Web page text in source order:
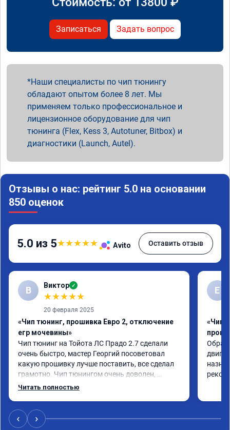
Записаться Задать вопрос
Наши специалисты по чип тюнингу
обладают опытом более 8 лет. Мы
применяем только профессиональное и
лицензионное оборудование для чип
тюнинга (Flex, Kess 3, Autotuner, Bitbox) и
диагностики (Launch, Autel).
Отзывы о нас: рейтинг 5.0 на основании
850 оценок
5.0 из 5★★★★★ Avito Оставить отзыв
В Виктор ✓
★★★★★
20 февраля 2025
«Чип тюнинг, прошивка Евро 2, отключение
егр мочевины»
Чип тюнинг на Тойота ЛС Прадо 2.7 сделали
очень быстро, мастер Георгий посоветовал
какую прошивку лучше поставить, все сделал
грамотно. Чип тюнингом очень доволен,
машина ожила немного, отзыв на педаль газа
провалы. Расход топлива остался таким же, но
динамика улучшилась. Советую этот сервис
Читать полностью
Е
«Чип
‹ ›